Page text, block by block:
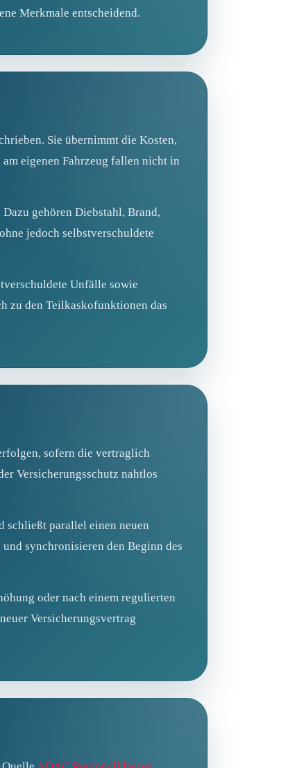
Merkmale entscheidend.
Sie übernimmt die Kosten,
am eigenen Fahrzeug fallen nicht in
gehören Diebstahl, Brand,
jedoch selbstverschuldete
Unfälle sowie
zu den Teilkaskofunktionen das
sofern die vertraglich
Versicherungsschutz nahtlos
schließt parallel einen neuen
synchronisieren den Beginn des
oder nach einem regulierten
Versicherungsvertrag